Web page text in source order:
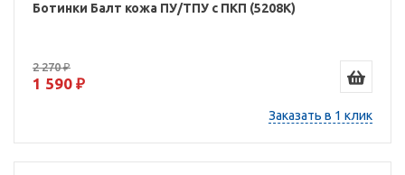
Ботинки Балт кожа ПУ/ТПУ с ПКП (5208К)
2 270 ₽
1 590 ₽
Заказать в 1 клик